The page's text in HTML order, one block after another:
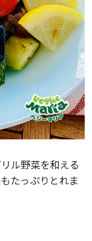
ル野菜を和える
たっぷりとれま